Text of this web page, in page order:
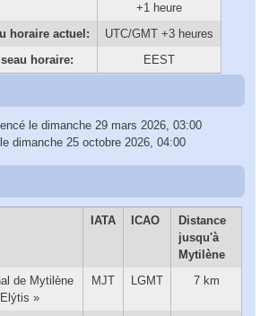
+1 heure
horaire actuel:
UTC/GMT +3 heures
horaire:
EEST
le dimanche 29 mars 2026, 03:00
dimanche 25 octobre 2026, 04:00
IATA ICAO
Distance
jusqu'à
Mytilène
de Mytilène
»
MJT LGMT 7 km